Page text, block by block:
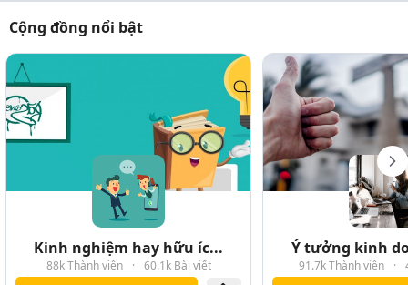
Cộng đồng nổi bật
Kinh nghiệm hay hữu íc...
88k Thành viên · 60.1k Bài viết
Ý tưởng kinh
91.7k Thành viên ·